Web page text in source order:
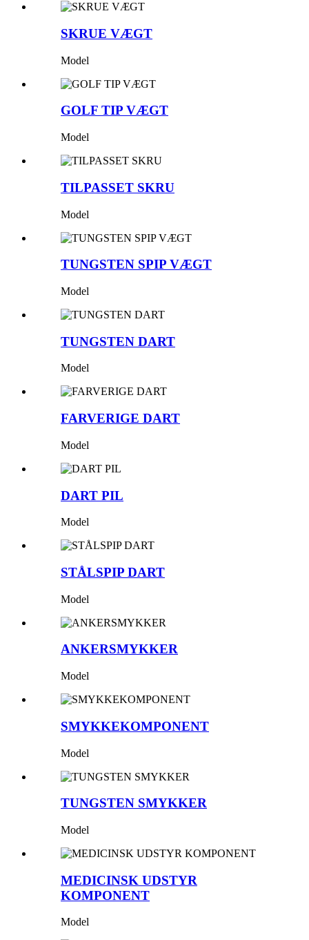
SKRUE VÆGT
Model
GOLF TIP VÆGT
Model
TILPASSET SKRU
Model
TUNGSTEN SPIP VÆGT
Model
TUNGSTEN DART
Model
FARVERIGE DART
Model
DART PIL
Model
STÅLSPIP DART
Model
ANKERSMYKKER
Model
SMYKKEKOMPONENT
Model
TUNGSTEN SMYKKER
Model
MEDICINSK UDSTYR
KOMPONENT
Model